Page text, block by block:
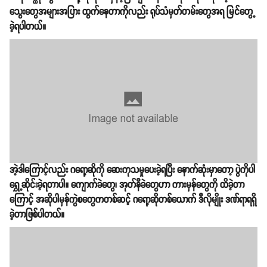
သွေးတွေအများအပြား ထွက်နေတာကိုလည်း ရုပ်သံမှတ်တမ်းတွေအရ မြင်တွေ့
ခဲ့ရပါတယ်။
အဲ့ဒါကြောင့်လည်း ဂရော့ဆိုကို ဆေးကုသမှုပေးခဲ့ရပြီး နောက်ဆုံးမှာတော့ ပွဲကိုပါ
ရွှေ့ဆိုင်းခဲ့ရတာပါ။ ကျောက်ခဲတွေ၊ အုတ်နီခဲတွေဟာ ကားမှန်တွေကို ထိခဲ့တာ
ကြောင့် အဆိုပါမှန်ကွဲစတွေကတစ်ဆင့် ဂရော့ဆိုတစ်ယောက် ဒီလိုမျိုး ဒဏ်ရာရရှိ
ခဲ့တာဖြစ်ပါတယ်။